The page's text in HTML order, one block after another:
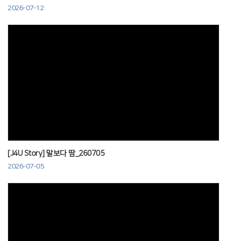
2026-07-12
[J4U Story] 말보다 땀_260705
2026-07-05